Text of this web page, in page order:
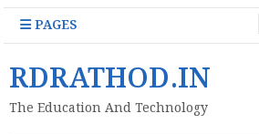
PAGES
RDRATHOD.IN
The Education And Technology